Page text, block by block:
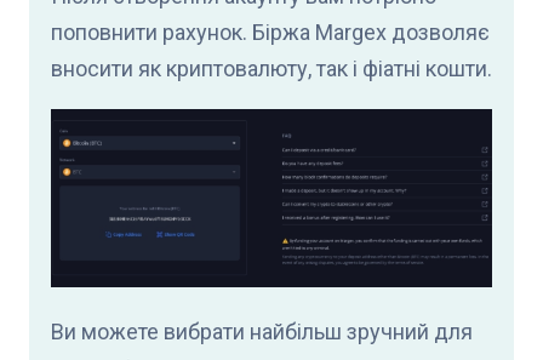
поповнити рахунок. Біржа Margex дозволяє
вносити як криптовалюту, так і фіатні кошти.
Ви можете вибрати найбільш зручний для